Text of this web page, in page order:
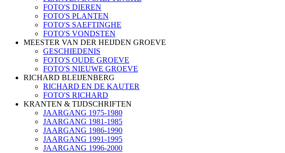
FOTO'S DIEREN
FOTO'S PLANTEN
FOTO'S SAEFTINGHE
FOTO'S VONDSTEN
MEESTER VAN DER HEIJDEN GROEVE
GESCHIEDENIS
FOTO'S OUDE GROEVE
FOTO'S NIEUWE GROEVE
RICHARD BLEIJENBERG
RICHARD EN DE KAUTER
FOTO'S RICHARD
KRANTEN & TIJDSCHRIFTEN
JAARGANG 1975-1980
JAARGANG 1981-1985
JAARGANG 1986-1990
JAARGANG 1991-1995
JAARGANG 1996-2000